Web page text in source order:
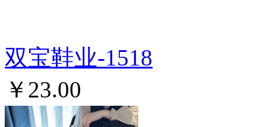
双宝鞋业-1518
￥23.00